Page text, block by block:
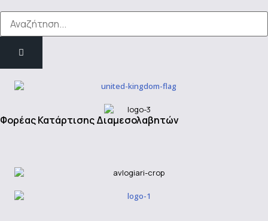
Φορέας Κατάρτισης Διαμεσολαβητών